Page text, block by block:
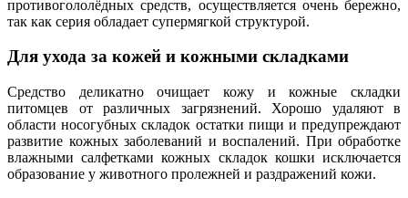
противогололёдных средств, осуществляется очень бережно,
так как серия обладает супермягкой структурой.
Для ухода за кожей и кожными складками
Средство деликатно очищает кожу и кожные складки
питомцев от различных загрязнений. Хорошо удаляют в
области носогубных складок остатки пищи и предупреждают
развитие кожных заболеваний и воспалений. При обработке
влажными салфетками кожных складок кошки исключается
образование у животного пролежней и раздражений кожи.